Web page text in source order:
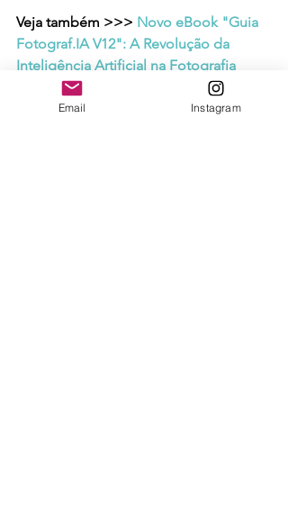
Veja também >>> Novo eBook "Guia
Fotograf.IA V12": A Revolução da
Inteligência Artificial na Fotografia
enfbyleosaldanha.com
Email Instagram